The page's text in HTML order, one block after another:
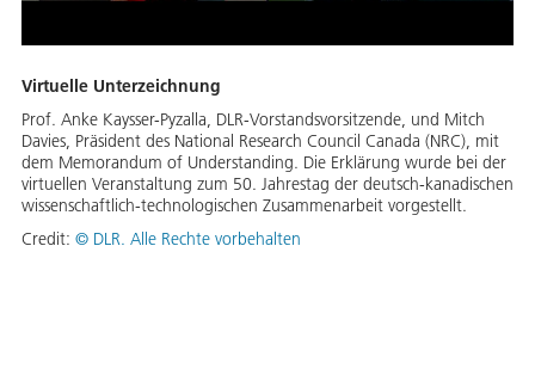
Virtuelle Unterzeichnung
Prof. Anke Kaysser-Pyzalla, DLR-Vorstandsvorsitzende, und Mitch
Davies, Präsident des National Research Council Canada (NRC), mit
dem Memorandum of Understanding. Die Erklärung wurde bei der
virtuellen Veranstaltung zum 50. Jahrestag der deutsch-kanadischen
wissenschaftlich-technologischen Zusammenarbeit vorgestellt.
Credit: © DLR. Alle Rechte vorbehalten